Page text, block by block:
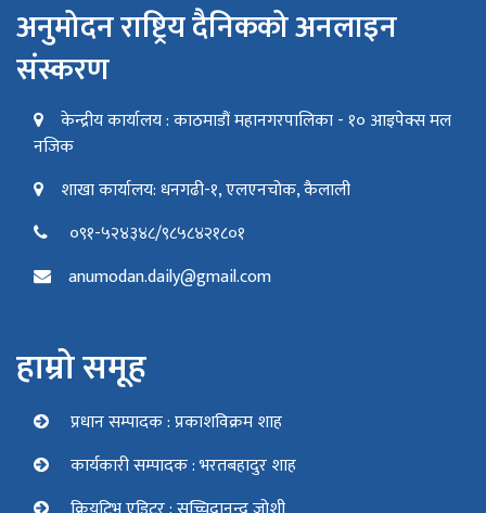
अनुमोदन राष्ट्रिय दैनिकको अनलाइन
संस्करण
केन्द्रीय कार्यालय : काठमाडौं महानगरपालिका - १० आइपेक्स मल
नजिक
शाखा कार्यालय: धनगढी-१, एलएनचोक, कैलाली
०९१-५२४३४८/९८५८४२१८०१
anumodan.daily@gmail.com
हाम्रो समूह
प्रधान सम्पादक : प्रकाशविक्रम शाह
कार्यकारी सम्पादक : भरतबहादुर शाह